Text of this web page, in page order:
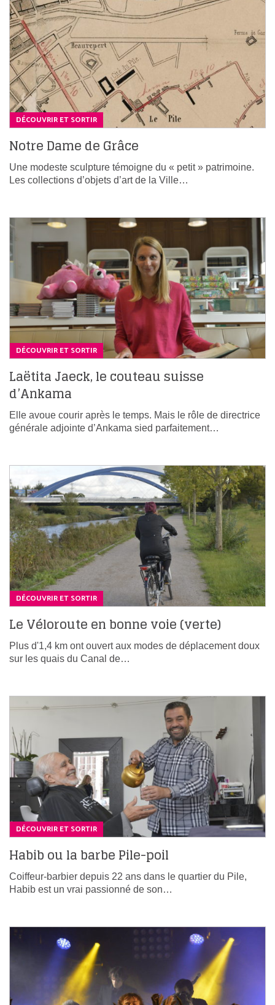
DÉCOUVRIR ET SORTIR
Notre Dame de Grâce
Une modeste sculpture témoigne du « petit » patrimoine.
Les collections d’objets d’art de la Ville…
DÉCOUVRIR ET SORTIR
Laëtita Jaeck, le couteau suisse
d’Ankama
Elle avoue courir après le temps. Mais le rôle de directrice
générale adjointe d’Ankama sied parfaitement…
DÉCOUVRIR ET SORTIR
Le Véloroute en bonne voie (verte)
Plus d'1,4 km ont ouvert aux modes de déplacement doux
sur les quais du Canal de…
DÉCOUVRIR ET SORTIR
Habib ou la barbe Pile-poil
Coiffeur-barbier depuis 22 ans dans le quartier du Pile,
Habib est un vrai passionné de son…